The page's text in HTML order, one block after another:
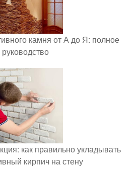
камня от А до Я: полное
руководство
как правильно укладывать
кирпич на стену